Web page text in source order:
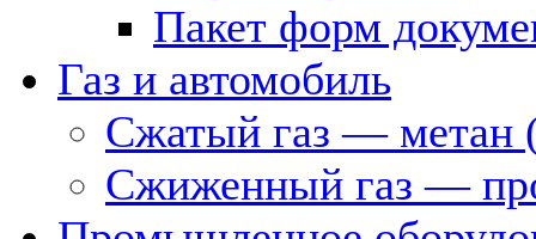
Пакет форм
Газ и автомобиль
Сжатый газ — метан
Сжиженный газ —